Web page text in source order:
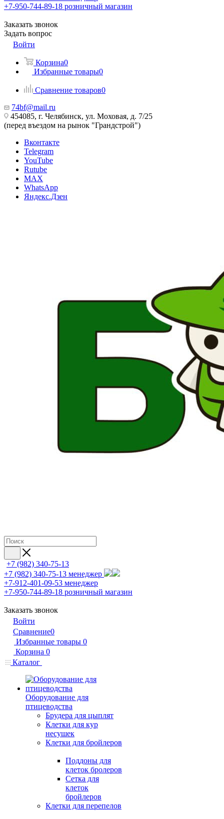
+7-950-744-89-18 розничный магазин
Заказать звонок
Задать вопрос
Войти
Корзина0
Избранные товары0
Сравнение товаров0
74bf@mail.ru
454085, г. Челябинск, ул. Моховая, д. 7/25
(перед въездом на рынок "Грандстрой")
Вконтакте
Telegram
YouTube
Rutube
MAX
WhatsApp
Яндекс.Дзен
+7 (982) 340-75-13
+7 (982) 340-75-13 менеджер
+7-912-401-09-53 менеджер
+7-950-744-89-18 розничный магазин
Заказать звонок
Войти
Сравнение0
Избранные товары 0
Корзина 0
Каталог
Оборудование для
птицеводства
Брудера для цыплят
Клетки для кур
несушек
Клетки для бройлеров
Поддоны для
клеток бролеров
Сетка для
клеток
бройлеров
Клетки для перепелов